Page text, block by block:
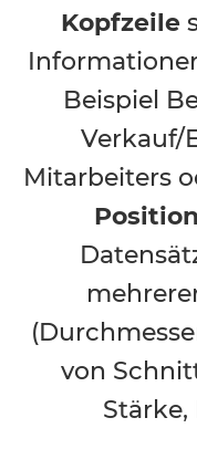
Kopfzeile
Beispiel
Verkauf/
Mitarbeiters
von
Stärke,